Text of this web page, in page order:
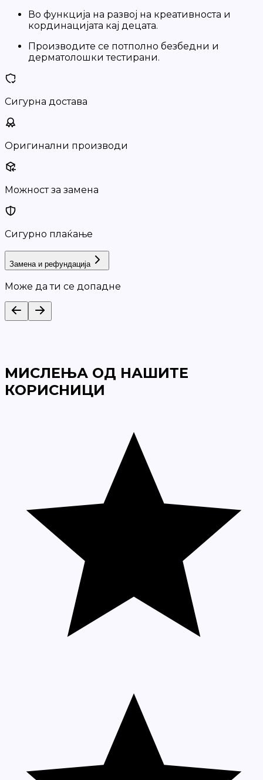
Во функција на развој на креативноста и
кординацијата кај децата.
Производите се потполно безбедни и
дерматолошки тестирани.
Сигурна достава
Оригинални производи
Можност за замена
Сигурно плаќање
Замена и рефундација
Може да ти се допадне
МИСЛЕЊА ОД НАШИТЕ
КОРИСНИЦИ